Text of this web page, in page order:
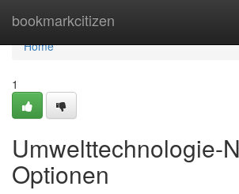
bookmarkcitizen
Home
Home
1
Umwelttechnologie-
Optionen